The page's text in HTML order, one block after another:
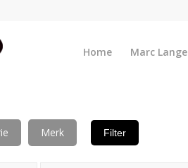
Home Marc Lange
Merk Filter